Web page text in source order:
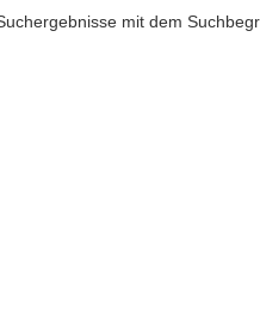
mit dem